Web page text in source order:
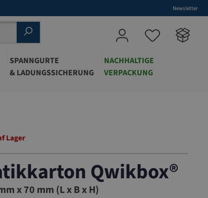
Newsletter
SPANNGURTE
& LADUNGSSICHERUNG
NACHHALTIGE
VERPACKUNG
Lager
Qwikbox®
x 70 mm (L x B x H)